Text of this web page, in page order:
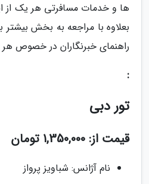
ها و خدمات مسافرتی هر یک از
بعلاوه با مراجعه به بخش بیشتر
راهنمای خبرنگاران در خصوص هر
:
تور دبی
قیمت از: 1,350,000 تومان
نام آژانس: شباویز پرواز